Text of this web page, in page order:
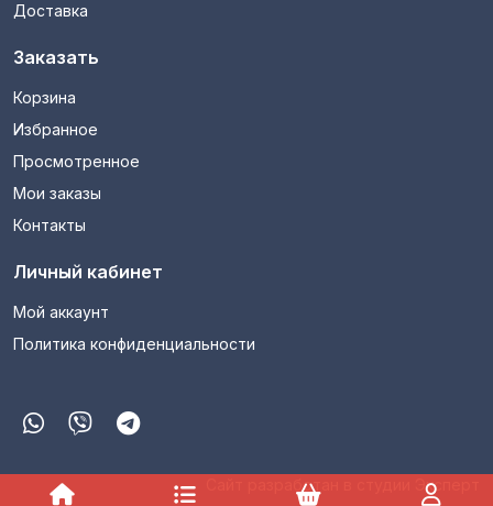
Доставка
Заказать
Корзина
Избранное
Просмотренное
Мои заказы
Контакты
Личный кабинет
Мой аккаунт
Политика конфиденциальности
Сайт разработан в студии Эксперт